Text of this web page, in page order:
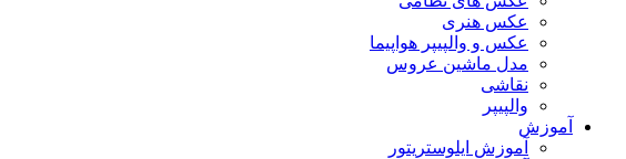
عکس هنری
عکس و والپیپر هواپیما
مدل ماشین عروس
نقاشی
والپیپر
آموزش
آموزش ایلوستریتور